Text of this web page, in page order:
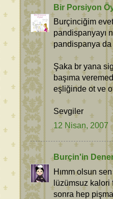
Bir Porsiyon
Burçinciğim
pandispanyayı
pandispanya
Şaka br yana
başıma
eşliğinde ot ve
Sevgiler
12 Nisan, 2007
Burçin'in
Hımm olsun
lüzümsuz kalori
sonra hep